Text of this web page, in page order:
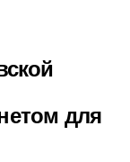
для